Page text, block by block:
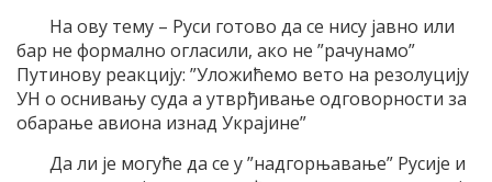
На ову тему – Руси готово да се нису јавно или
бар не формално огласили, ако не ”рачунамо”
Путинову реакцију: ”Уложићемо вето на резолуцију
УН о оснивању суда а утврђивање одговорности за
обарање авиона изнад Украјине”
Да ли је могуће да се у ”надгорњавање” Русије и